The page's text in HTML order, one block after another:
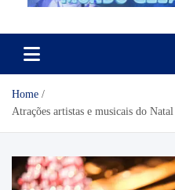
Home
Atrações artistas e musicais do